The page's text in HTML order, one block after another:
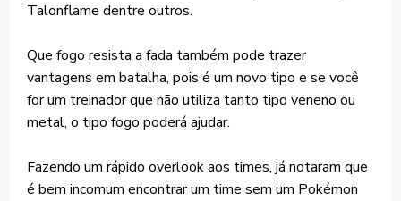
Talonflame dentre outros.
Que fogo resista a fada também pode trazer
vantagens em batalha, pois é um novo tipo e se você
for um treinador que não utiliza tanto tipo veneno ou
metal, o tipo fogo poderá ajudar.
Fazendo um rápido overlook aos times, já notaram que
é bem incomum encontrar um time sem um Pokémon